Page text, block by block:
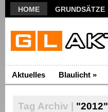
HOME GRUNDSÄTZE
Aktuelles Blaulicht »
Tag Archiv | "2012"